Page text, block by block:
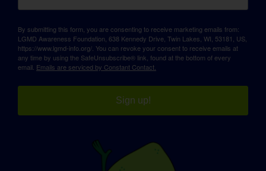
By submitting this form, you are consenting to receive marketing emails from:
LGMD Awareness Foundation, 638 Kennedy Drive, Twin Lakes, WI, 53181, US,
https://www.lgmd-info.org/. You can revoke your consent to receive emails at
any time by using the SafeUnsubscribe® link, found at the bottom of every
email. Emails are serviced by Constant Contact.
Sign up!